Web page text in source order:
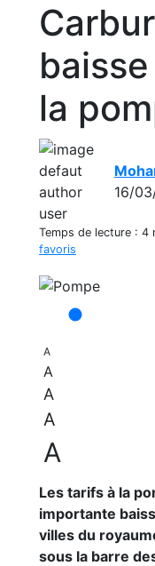
la
16/
Temps de lecture : 4
favoris
A
A
A
A
A
Les tarifs à la
importante
villes du
sous la barre